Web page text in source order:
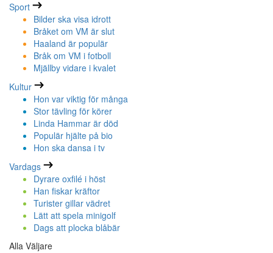
Sport
Bilder ska visa idrott
Bråket om VM är slut
Haaland är populär
Bråk om VM i fotboll
Mjällby vidare i kvalet
Kultur
Hon var viktig för många
Stor tävling för körer
Linda Hammar är död
Populär hjälte på bio
Hon ska dansa i tv
Vardags
Dyrare oxfilé i höst
Han fiskar kräftor
Turister gillar vädret
Lätt att spela minigolf
Dags att plocka blåbär
Alla Väljare